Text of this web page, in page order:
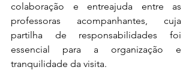
colaboração e entreajuda entre as
professoras acompanhantes, cuja
partilha de responsabilidades foi
essencial para a organização e
tranquilidade da visita.